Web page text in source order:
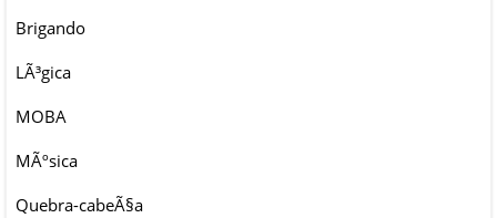
Brigando
LÃ³gica
MOBA
MÃºsica
Quebra-cabeÃ§a